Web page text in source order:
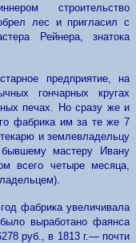
строительство
лес и пригласил с
Рейнера, знатока
предприятие, на
гончарных кругах
печах. Но сразу же и
фабрика им за те же 7
и землевладельцу
мастеру Ивану
всего четыре месяца,
фабрика увеличивала
выработано фаянса
руб., в 1813 г.— почти